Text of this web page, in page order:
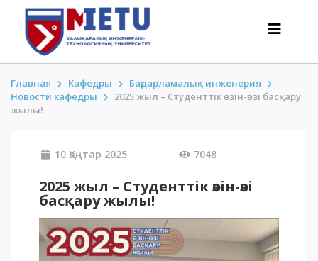
Оқуға түсу сценарийлері-2026
Гранттар
АнтиОлимпиада
Жеңілдіктер
Главная Кафедры
Бағдарламалық инженерия
Новости кафедры
2025 жыл – Студенттік өзін-өзі басқару
жылы!
10 Қаңтар 2025 7048
2025 жыл – Студенттік өзін-өзі
басқару жылы!